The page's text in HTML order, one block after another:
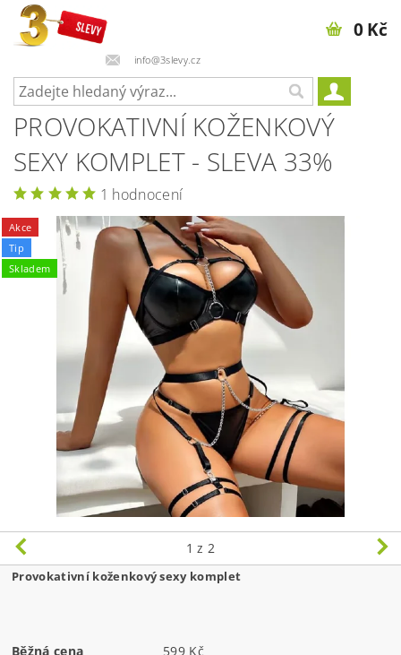
info@3slevy.cz
0 Kč
PROVOKATIVNÍ KOŽENKOVÝ
SEXY KOMPLET - SLEVA 33%
1 hodnocení
Akce
Tip
Skladem
1 z 2
Provokativní koženkový sexy komplet
Běžná cena 599 Kč